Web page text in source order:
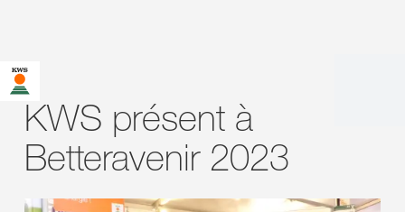
KWS présent à
Betteravenir 2023